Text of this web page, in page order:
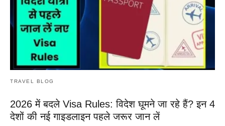
TRAVEL BLOG
2026 में बदले Visa Rules: विदेश घूमने जा रहे हैं? इन 4
देशों की नई गाइडलाइन पहले जरूर जान लें